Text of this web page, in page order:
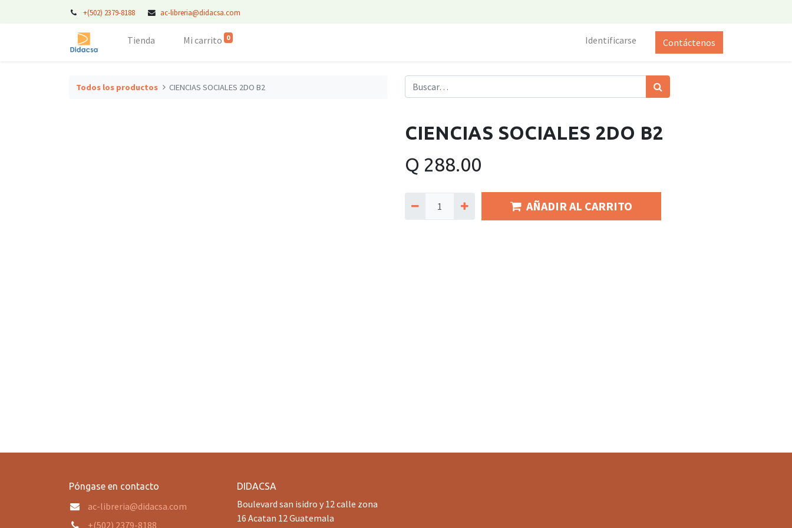
+(502) 2379-8188 ac-libreria@didacsa.com
Tienda Mi carrito 0 Identificarse Contáctenos
Todos los productos CIENCIAS SOCIALES 2DO B2
CIENCIAS SOCIALES 2DO B2
Q 288.00
AÑADIR AL CARRITO
Póngase en contacto
ac-libreria@didacsa.com
+(502) 2379-8188
DIDACSA
Boulevard san isidro y 12 calle zona
16 Acatan 12 Guatemala